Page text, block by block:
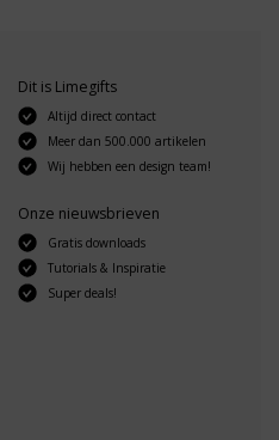
Dit is Limegifts
Altijd direct contact
Meer dan 500.000 artikelen
Wij hebben een design team!
Onze nieuwsbrieven
Gratis downloads
Tutorials & Inspiratie
Super deals!